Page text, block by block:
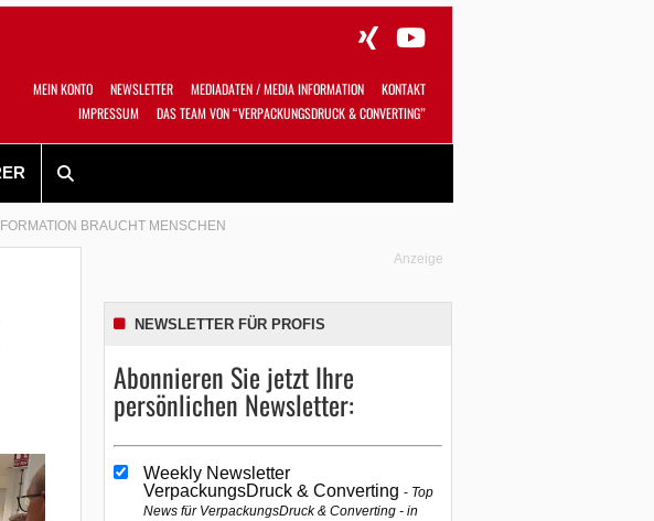
MEIN KONTO NEWSLETTER MEDIADATEN / MEDIA INFORMATION
KONTAKT
IMPRESSUM
DAS TEAM VON “VERPACKUNGSDRUCK & CONVERTING”
BRAUCHT MENSCHEN
Anzeige
NEWSLETTER FÜR PROFIS
Abonnieren Sie jetzt Ihre
persönlichen Newsletter:
Weekly Newsletter
VerpackungsDruck & Converting Top
News für VerpackungsDruck & Converting - in